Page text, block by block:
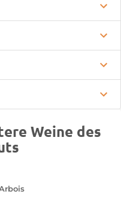
Weine des